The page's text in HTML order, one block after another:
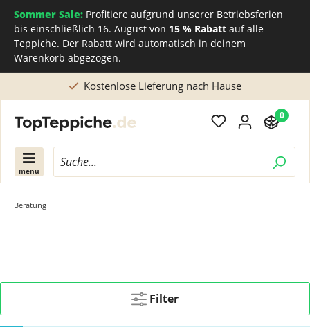
Sommer Sale: Profitiere aufgrund unserer Betriebsferien
bis einschließlich 16. August von 15 % Rabatt auf alle
Teppiche. Der Rabatt wird automatisch in deinem
Warenkorb abgezogen.
Kostenlose Lieferung nach Hause
menu
0
Beratung
Filter